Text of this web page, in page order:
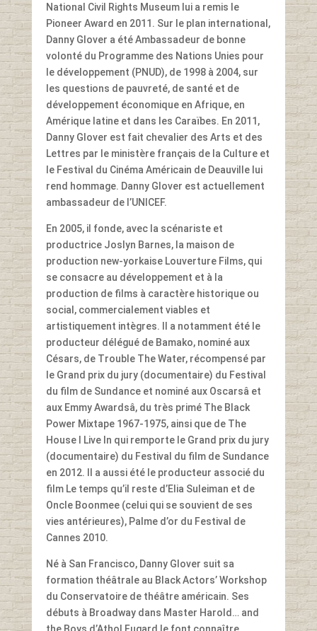
National Civil Rights Museum lui a remis le
Pioneer Award en 2011. Sur le plan international,
Danny Glover a été Ambassadeur de bonne
volonté du Programme des Nations Unies pour
le développement (PNUD), de 1998 à 2004, sur
les questions de pauvreté, de santé et de
développement économique en Afrique, en
Amérique latine et dans les Caraïbes. En 2011,
Danny Glover est fait chevalier des Arts et des
Lettres par le ministère français de la Culture et
le Festival du Cinéma Américain de Deauville lui
rend hommage. Danny Glover est actuellement
ambassadeur de l’UNICEF.
En 2005, il fonde, avec la scénariste et
productrice Joslyn Barnes, la maison de
production new-yorkaise Louverture Films, qui
se consacre au développement et à la
production de films à caractère historique ou
social, commercialement viables et
artistiquement intègres. Il a notamment été le
producteur délégué de Bamako, nominé aux
Césars, de Trouble The Water, récompensé par
le Grand prix du jury (documentaire) du Festival
du film de Sundance et nominé aux Oscarsâ et
aux Emmy Awardsâ, du très primé The Black
Power Mixtape 1967-1975, ainsi que de The
House I Live In qui remporte le Grand prix du jury
(documentaire) du Festival du film de Sundance
en 2012. Il a aussi été le producteur associé du
film Le temps qu’il reste d’Elia Suleiman et de
Oncle Boonmee (celui qui se souvient de ses
vies antérieures), Palme d’or du Festival de
Cannes 2010.
Né à San Francisco, Danny Glover suit sa
formation théâtrale au Black Actors’ Workshop
du Conservatoire de théâtre américain. Ses
débuts à Broadway dans Master Harold… and
the Boys d’Athol Fugard le font connaître